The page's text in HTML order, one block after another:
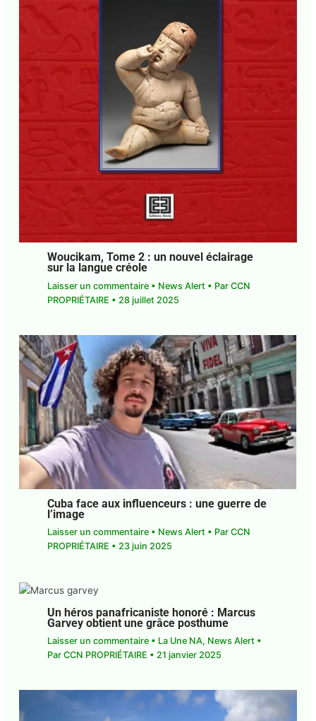
Woucikam, Tome 2 : un nouvel éclairage
sur la langue créole
Laisser un commentaire • News Alert• Par CCN
PROPRIÉTAIRE • 28 juillet 2025
Cuba face aux influenceurs : une guerre de
l’image
Laisser un commentaire • News Alert• Par CCN
PROPRIÉTAIRE • 23 juin 2025
Un héros panafricaniste honoré : Marcus
Garvey obtient une grâce posthume
Laisser un commentaire • La Une NA, News Alert•
Par CCN PROPRIÉTAIRE • 21 janvier 2025